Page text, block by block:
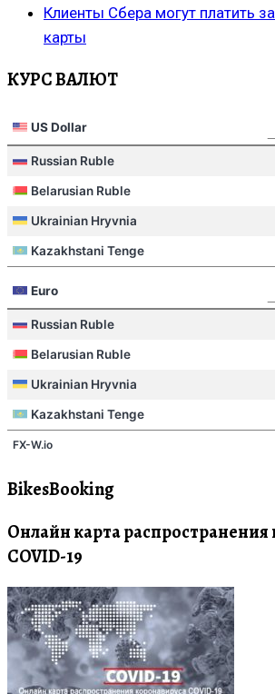
Клиенты Сбера могут платить
карты
КУРС ВАЛЮТ
BikesBooking
Онлайн карта распространения
COVID-19